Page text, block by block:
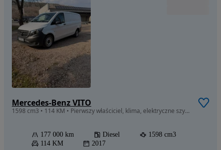
Mercedes-Benz VITO
1598 cm3 • 114 KM • Pierwszy właściciel, klima, elektryczne szyby, mały przebieg, długi
177 000 km Diesel
1598 cm3
114 KM
2017